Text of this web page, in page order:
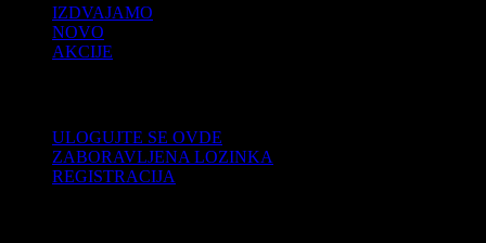
IZDVAJAMO
NOVO
AKCIJE
ULOGUJTE SE OVDE
ZABORAVLJENA LOZINKA
REGISTRACIJA